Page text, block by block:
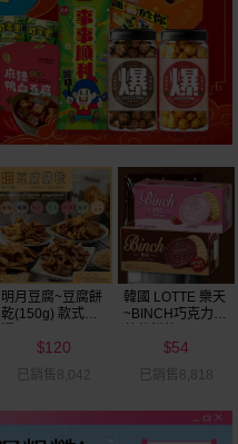
韓國 好麗友~ 好
多魚餅乾(30g) 款
$20
已銷售2.7萬
韓國 海太~ 辣炒
年糕餅乾(103g)
$39
已銷售9.7萬